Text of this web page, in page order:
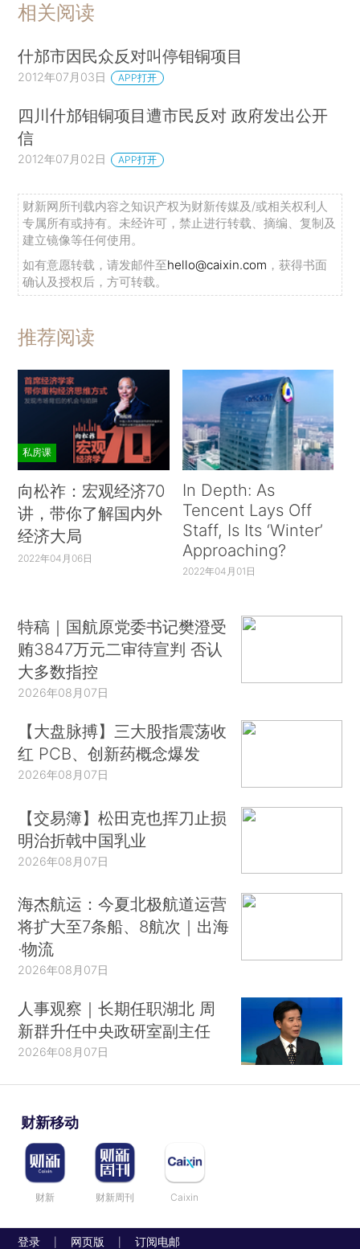
相关阅读
什邡市因民众反对叫停钼铜项目
2012年07月03日 APP打开
四川什邡钼铜项目遭市民反对 政府发出公开
信
2012年07月02日 APP打开
财新网所刊载内容之知识产权为财新传媒及/或相关权利人
专属所有或持有。未经许可，禁止进行转载、摘编、复制及
建立镜像等任何使用。
如有意愿转载，请发邮件至hello@caixin.com ，获得书面
确认及授权后，方可转载。
推荐阅读
私房课
向松祚：宏观经济70
讲，带你了解国内外
经济大局
2022年04月06日
In Depth: As
Tencent Lays Off
Staff, Is Its ‘Winter’
Approaching?
2022年04月01日
特稿｜国航原党委书记樊澄受
贿3847万元二审待宣判 否认
大多数指控
2026年08月07日
【大盘脉搏】三大股指震荡收
红 PCB、创新药概念爆发
2026年08月07日
【交易簿】松田克也挥刀止损
明治折戟中国乳业
2026年08月07日
海杰航运：今夏北极航道运营
将扩大至7条船、8航次｜出海
·物流
2026年08月07日
人事观察｜长期任职湖北 周
新群升任中央政研室副主任
2026年08月07日
财新移动
财新 财新周刊 Caixin
登录 网页版 订阅电邮